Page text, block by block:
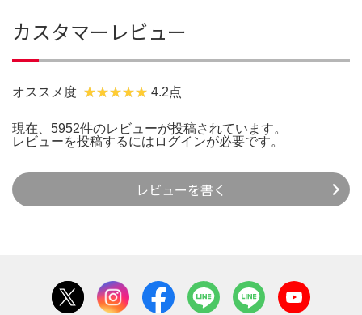
カスタマーレビュー
オススメ度 4.2点
現在、5952件のレビューが投稿されています。
レビューを投稿するには ログインが必要です。
レビューを書く